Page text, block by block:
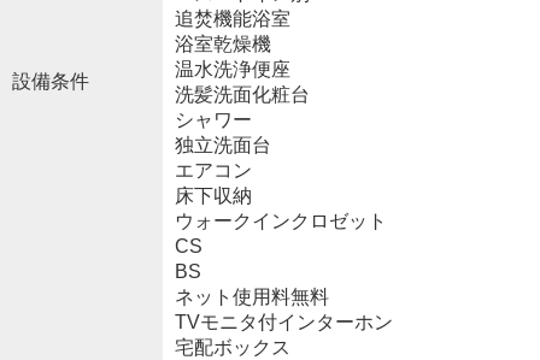
設備条件
追焚機能浴室
浴室乾燥機
温水洗浄便座
洗髪洗面化粧台
シャワー
独立洗面台
エアコン
床下収納
ウォークインクロゼット
CS
BS
ネット使用料無料
TVモニタ付インターホン
宅配ボックス